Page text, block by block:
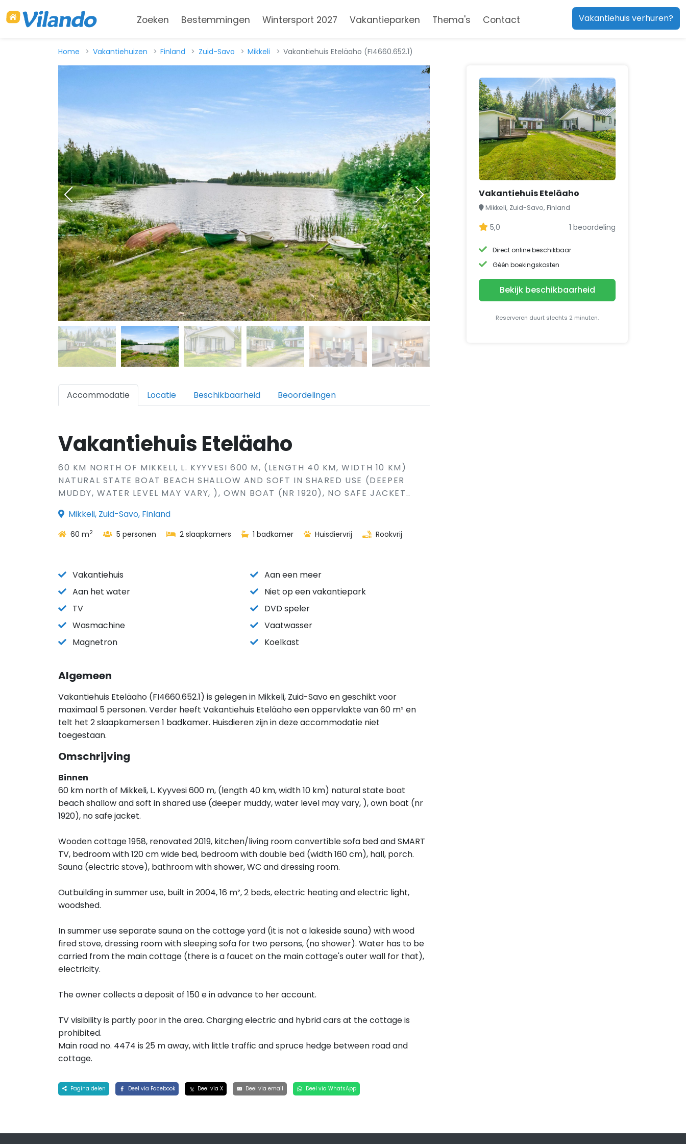
Zoeken Bestemmingen Wintersport 2027 Vakantieparken Thema's Contact Vakantiehuis verhuren?
Home Vakantiehuizen Finland Zuid-Savo Mikkeli Vakantiehuis Eteläaho (FI4660.652.1)
Accommodatie Locatie Beschikbaarheid Beoordelingen
Vakantiehuis Eteläaho
60 KM NORTH OF MIKKELI, L. KYYVESI 600 M, (LENGTH 40 KM, WIDTH 10 KM)
NATURAL STATE BOAT BEACH SHALLOW AND SOFT IN SHARED USE (DEEPER
MUDDY, WATER LEVEL MAY VARY, ), OWN BOAT (NR 1920), NO SAFE JACKET..
Mikkeli, Zuid-Savo, Finland
60 m2 5 personen 2 slaapkamers 1 badkamer Huisdiervrij Rookvrij
Vakantiehuis
Aan een meer
Aan het water
Niet op een vakantiepark
TV
DVD speler
Wasmachine
Vaatwasser
Magnetron
Koelkast
Algemeen
Vakantiehuis Eteläaho (FI4660.652.1) is gelegen in Mikkeli, Zuid-Savo en geschikt voor
maximaal 5 personen. Verder heeft Vakantiehuis Eteläaho een oppervlakte van 60 m² en
telt het 2 slaapkamersen 1 badkamer. Huisdieren zijn in deze accommodatie niet
toegestaan.
Omschrijving
Binnen
60 km north of Mikkeli, L. Kyyvesi 600 m, (length 40 km, width 10 km) natural state boat
beach shallow and soft in shared use (deeper muddy, water level may vary, ), own boat (nr
1920), no safe jacket.
Wooden cottage 1958, renovated 2019, kitchen/living room convertible sofa bed and SMART
TV, bedroom with 120 cm wide bed, bedroom with double bed (width 160 cm), hall, porch.
Sauna (electric stove), bathroom with shower, WC and dressing room.
Outbuilding in summer use, built in 2004, 16 m², 2 beds, electric heating and electric light,
woodshed.
In summer use separate sauna on the cottage yard (it is not a lakeside sauna) with wood
fired stove, dressing room with sleeping sofa for two persons, (no shower). Water has to be
carried from the main cottage (there is a faucet on the main cottage's outer wall for that),
electricity.
The owner collects a deposit of 150 e in advance to her account.
TV visibility is partly poor in the area. Charging electric and hybrid cars at the cottage is
prohibited.
Main road no. 4474 is 25 m away, with little traffic and spruce hedge between road and
cottage.
Pagina delen Deel via Facebook Deel via X Deel via email Deel via WhatsApp
Vakantiehuis Eteläaho
Mikkeli, Zuid-Savo, Finland
5,0 1 beoordeling
Direct online beschikbaar
Géén boekingskosten
Bekijk beschikbaarheid
Reserveren duurt slechts 2 minuten.